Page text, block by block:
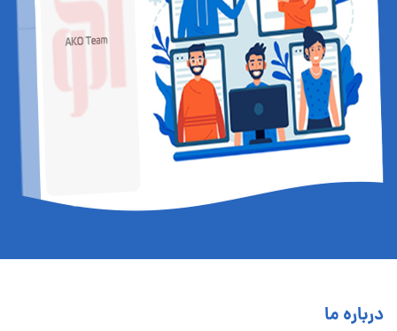
درباره ما